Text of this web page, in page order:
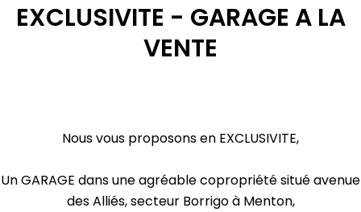
EXCLUSIVITE - GARAGE A LA
VENTE
Nous vous proposons en EXCLUSIVITE,
Un GARAGE dans une agréable copropriété situé avenue
des Alliés, secteur Borrigo à Menton,